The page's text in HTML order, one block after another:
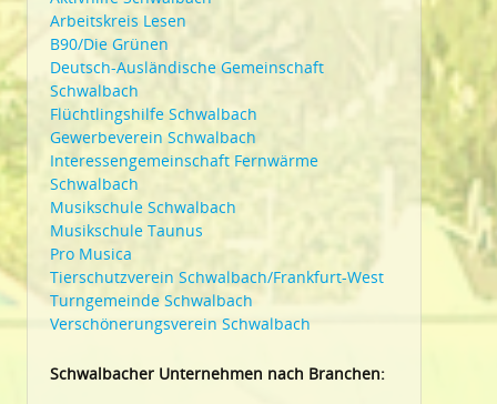
Arbeitskreis Lesen
B90/Die Grünen
Deutsch-Ausländische Gemeinschaft
Schwalbach
Flüchtlingshilfe Schwalbach
Gewerbeverein Schwalbach
Interessengemeinschaft Fernwärme
Schwalbach
Musikschule Schwalbach
Musikschule Taunus
Pro Musica
Tierschutzverein Schwalbach/Frankfurt-West
Turngemeinde Schwalbach
Verschönerungsverein Schwalbach
Schwalbacher Unternehmen nach Branchen: